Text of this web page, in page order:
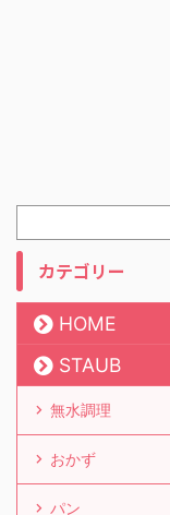
カテゴリー
HOME
STAUB
無水調理
おかず
パン